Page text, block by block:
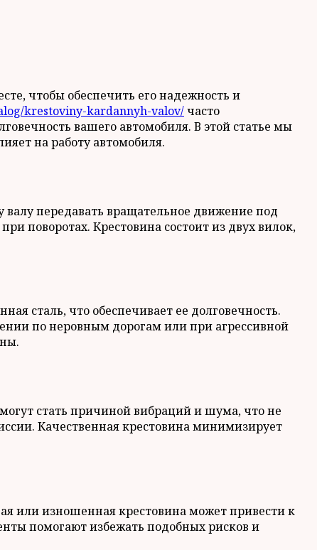
чтобы обеспечить его надежность и
krestoviny-kardannyh-valov/часто
вашего автомобиля. В этой статье мы
на работу автомобиля.
валу передавать вращательное движение под
поворотах. Крестовина состоит из двух вилок,
сталь, что обеспечивает ее долговечность.
по неровным дорогам или при агрессивной
стать причиной вибраций и шума, что не
Качественная крестовина минимизирует
или изношенная крестовина может привести к
помогают избежать подобных рисков и